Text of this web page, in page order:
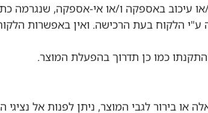
עיכוב באספקה ו/או אי-אספקה, שנגרמה
ע"י הלקוח בעת הרכישה. ואין באפשרות
כמו כן תדרוך בהפעלת המוצר.